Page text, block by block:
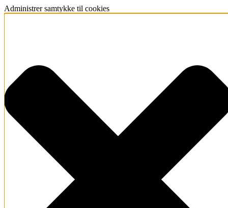
Administrer samtykke til cookies